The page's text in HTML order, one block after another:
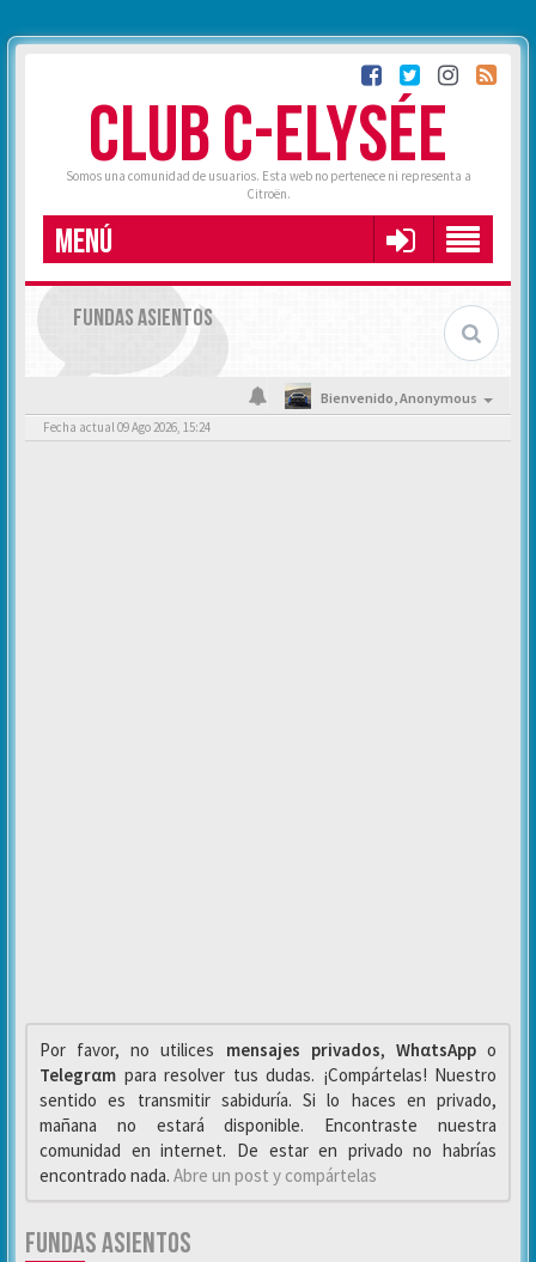
CLUB C-ELYSÉE
Somos una comunidad de usuarios. Esta web no pertenece ni representa a
Citroën.
MENÚ
FUNDAS ASIENTOS
Bienvenido,Anonymous
Fecha actual 09 Ago 2026, 15:24
Por favor, no utilices mensajes privados, WhαtsAppo
Telegrαm para resolver tus dudas. ¡Compártelas! Nuestro
sentido es transmitir sabiduría. Si lo haces en privado,
mañana no estará disponible. Encontraste nuestra
comunidad en internet. De estar en privado no habrías
encontrado nada. Abre un post y compártelas
FUNDAS ASIENTOS